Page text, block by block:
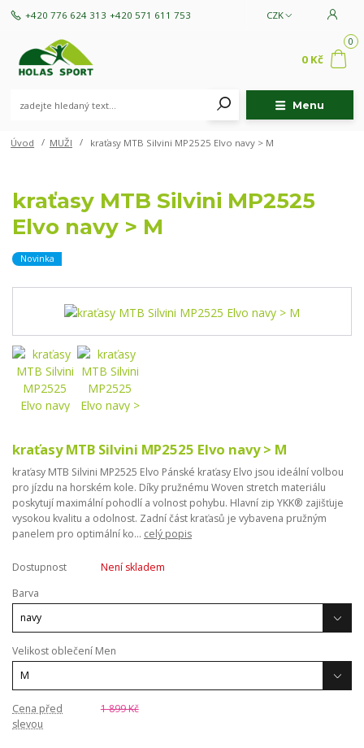
Menu
CZK
+420 776 624 313 +420 571 611 753
0
0 Kč
Úvod MUŽI kraťasy MTB Silvini MP2525 Elvo navy > M
kraťasy MTB Silvini MP2525
Elvo navy > M
Novinka
kraťasy MTB Silvini MP2525 Elvo navy > M
kraťasy MTB Silvini MP2525 Elvo Pánské kraťasy Elvo jsou ideální volbou
pro jízdu na horském kole. Díky pružnému Woven stretch materiálu
poskytují maximální pohodlí a volnost pohybu. Hlavní zip YKK® zajišťuje
vysokou kvalitu a odolnost. Zadní část kraťasů je vybavena pružným
panelem pro optimální ko... celý popis
Dostupnost
Není skladem
Barva
Velikost oblečení Men
Cena před
slevou
1 899 Kč